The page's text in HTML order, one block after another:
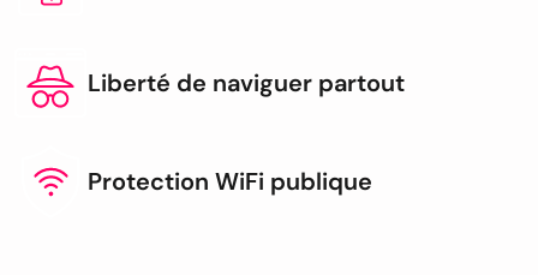
Liberté de naviguer partout
Protection WiFi publique